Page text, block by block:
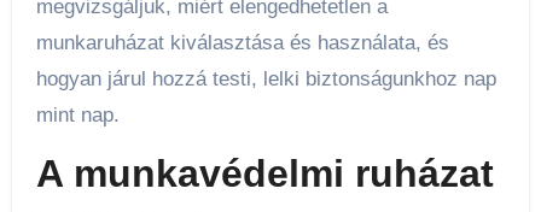
megvizsgáljuk, miért elengedhetetlen a
munkaruházat kiválasztása és használata, és
hogyan járul hozzá testi, lelki biztonságunkhoz nap
mint nap.
A munkavédelmi ruházat